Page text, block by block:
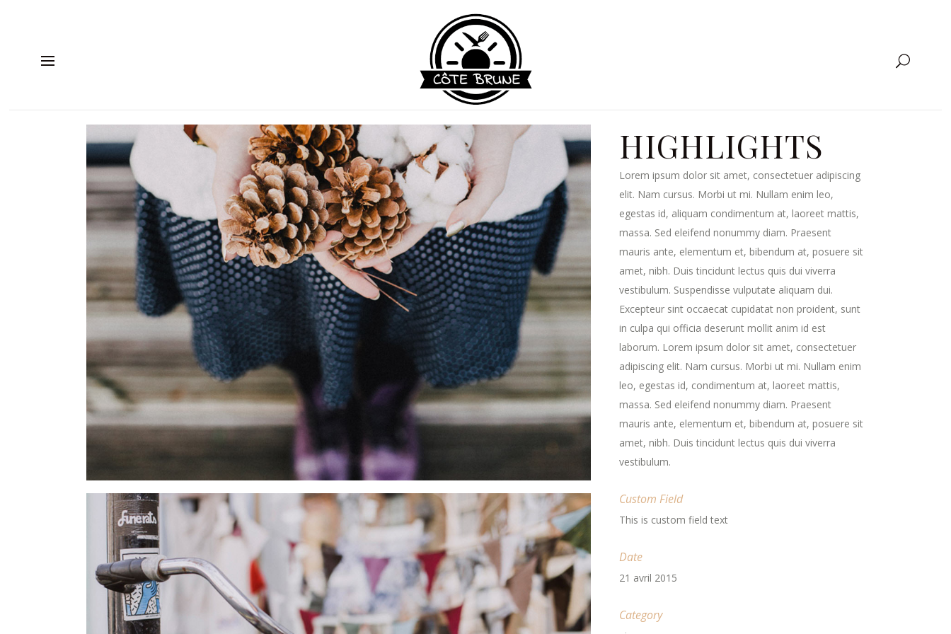
HIGHLIGHTS
Lorem ipsum dolor sit amet, consectetuer adipiscing
elit. Nam cursus. Morbi ut mi. Nullam enim leo,
egestas id, aliquam condimentum at, laoreet mattis,
massa. Sed eleifend nonummy diam. Praesent
mauris ante, elementum et, bibendum at, posuere sit
amet, nibh. Duis tincidunt lectus quis dui viverra
vestibulum. Suspendisse vulputate aliquam dui.
Excepteur sint occaecat cupidatat non proident, sunt
in culpa qui officia deserunt mollit anim id est
laborum. Lorem ipsum dolor sit amet, consectetuer
adipiscing elit. Nam cursus. Morbi ut mi. Nullam enim
leo, egestas id, condimentum at, laoreet mattis,
massa. Sed eleifend nonummy diam. Praesent
mauris ante, elementum et, bibendum at, posuere sit
amet, nibh. Duis tincidunt lectus quis dui viverra
vestibulum.
Custom Field
This is custom field text
Date
21 avril 2015
Category